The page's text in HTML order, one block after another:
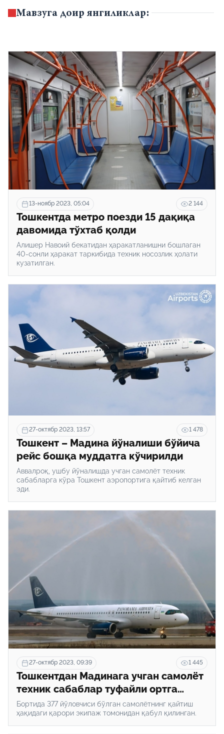
Мавзуга доир янгиликлар:
13-ноябр 2023, 05:04 2 144
Тошкентда метро поезди 15 дақиқа
давомида тўхтаб қолди
Алишер Навоий бекатидан ҳаракатланишни бошлаган
40-сонли ҳаракат таркибида техник носозлик ҳолати
кузатилган.
27-октябр 2023, 13:57 1 478
Тошкент – Мадина йўналиши бўйича
рейс бошқа муддатга кўчирилди
Аввалроқ, ушбу йўналишда учган самолёт техник
сабабларга кўра Тошкент аэропортига қайтиб келган
эди.
27-октябр 2023, 09:39 1 445
Тошкентдан Мадинага учган самолёт
техник сабаблар туфайли ортга
қайтди
Бортида 377 йўловчиси бўлган самолётнинг қайтиш
ҳақидаги қарори экипаж томонидан қабул қилинган.